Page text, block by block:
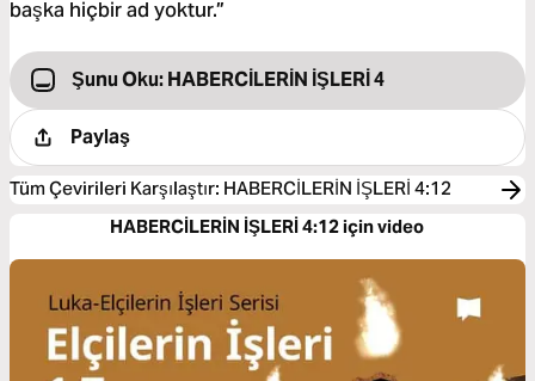
başka hiçbir ad yoktur.”
Şunu Oku: HABERCİLERİN İŞLERİ 4
Paylaş
Tüm Çevirileri Karşılaştır: HABERCİLERİN İŞLERİ 4:12
HABERCİLERİN İŞLERİ 4:12 için video